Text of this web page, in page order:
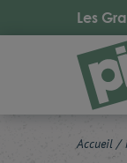
Les
Accueil /